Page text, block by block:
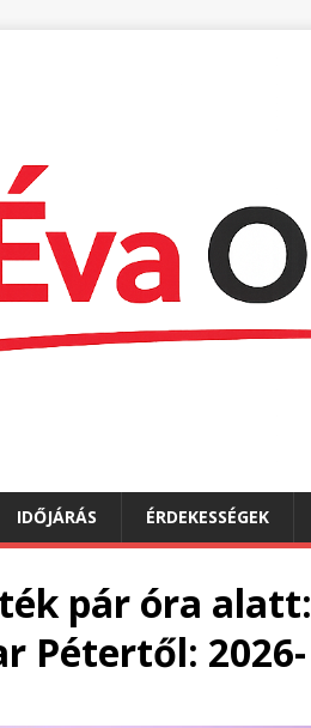
IDŐJÁRÁS ÉRDEKESSÉGEK
pár óra alatt:
Pétertől: 2026-